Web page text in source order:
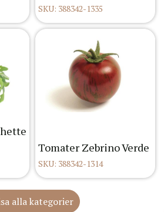
SKU: 388342-1335
Tomater Zebrino Verde
SKU: 388342-1314
alla kategorier